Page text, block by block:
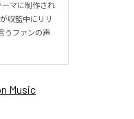
ーマに制作され
収監中にリリ
うファンの声
Music